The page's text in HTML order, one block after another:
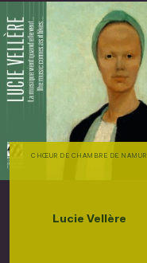
CHŒUR DE CHAMBRE DE NAMUR
Lucie Vellère